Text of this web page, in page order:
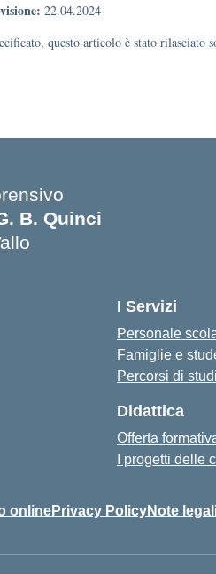
22.04.2024
questo articolo è stato
B. Quinci
I Servizi
Personale
Famiglie e
Percorsi di
Didattica
Offerta
I progetti delle
onlinePrivacy PolicyNote